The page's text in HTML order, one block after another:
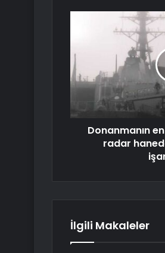
Donanmanın
radar
İlgili Makaleler